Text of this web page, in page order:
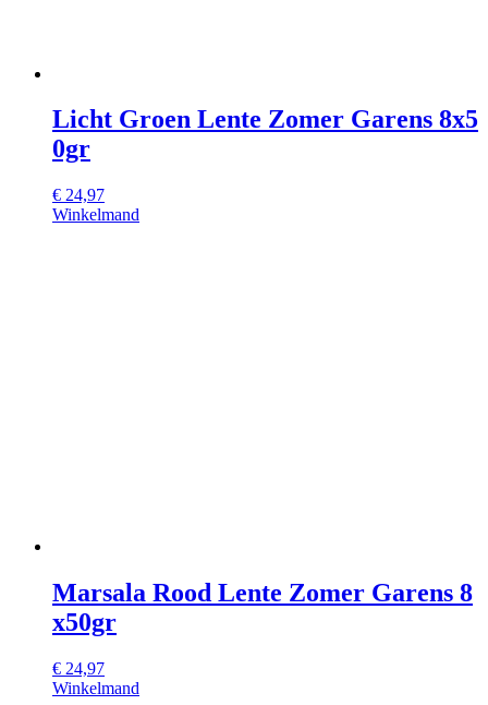
Licht Groen Lente Zomer Garens 8x5
0gr
€ 24,97
Winkelmand
Marsala Rood Lente Zomer Garens 8
x50gr
€ 24,97
Winkelmand